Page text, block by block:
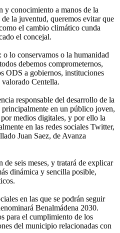
y conocimiento a manos de la
la juventud, queremos evitar que
el cambio climático cunda
el concejal.
lo conservamos o la humanidad
debemos comprometernos,
ODS a gobiernos, instituciones
Centella.
responsable del desarrollo de la
principalmente en un público joven,
medios digitales, y por ello la
en las redes sociales Twitter,
Juan Saez, de Avanza
de seis meses, y tratará de explicar
dinámica y sencilla posible,
en las que se podrán seguir
Benalmádena 2030.
para el cumplimiento de los
del municipio relacionadas con